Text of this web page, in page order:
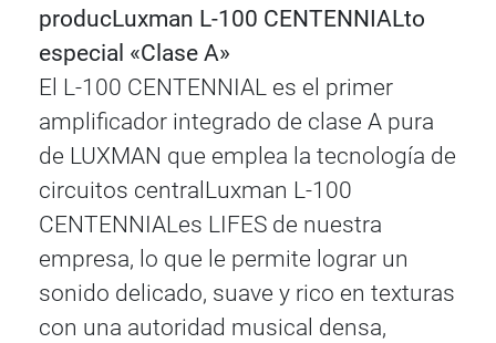
producLuxman L-100 CENTENNIALto
especial «Clase A»
El L-100 CENTENNIAL es el primer
amplificador integrado de clase A pura
de LUXMAN que emplea la tecnología de
circuitos centralLuxman L-100
CENTENNIALes LIFES de nuestra
empresa, lo que le permite lograr un
sonido delicado, suave y rico en texturas
con una autoridad musical densa,